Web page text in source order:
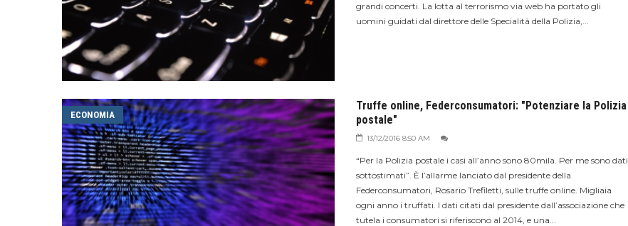
grandi concerti. La lotta al terrorismo via web ha portato gli
uomini guidati dal direttore delle Specialità della Polizia,...
ECONOMIA
Truffe online, Federconsumatori: "Potenziare la Polizia
postale"
13/12/2016 8:50 AM
“Per la Polizia postale i casi all’anno sono 80mila. Per me sono dati
sottostimati”. È l’allarme lanciato dal presidente della
Federconsumatori, Rosario Trefiletti, sulle truffe online. Migliaia
ogni anno i truffati. I dati citati dal presidente dall’associazione che
tutela i consumatori si riferiscono al 2014, e una...